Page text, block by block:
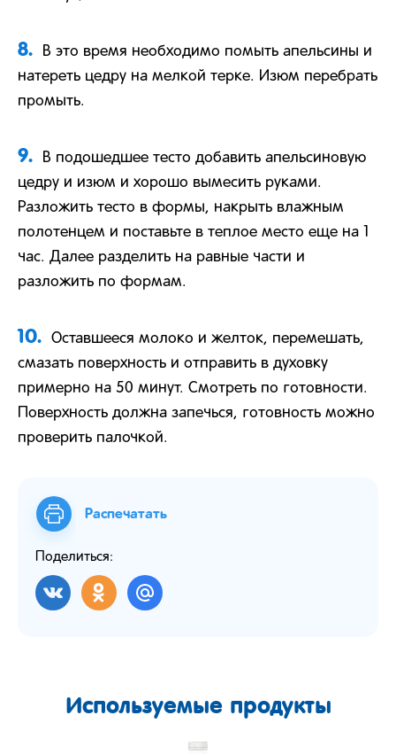
8.
В это время необходимо помыть апельсины и
натереть цедру на мелкой терке. Изюм перебрать
промыть.
9.
В подошедшее тесто добавить апельсиновую
цедру и изюм и хорошо вымесить руками.
Разложить тесто в формы, накрыть влажным
полотенцем и поставьте в теплое место еще на 1
час. Далее разделить на равные части и
разложить по формам.
10.
Оставшееся молоко и желток, перемешать,
смазать поверхность и отправить в духовку
примерно на 50 минут. Смотреть по готовности.
Поверхность должна запечься, готовность можно
проверить палочкой.
Распечатать
Поделиться:
Используемые продукты